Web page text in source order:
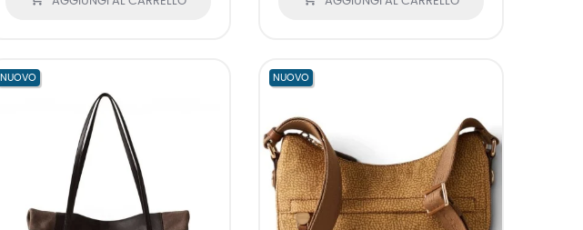
NUOVO NUOVO